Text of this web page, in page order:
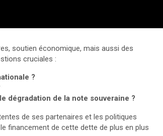
soutien économique, mais aussi des
cruciales :
?
dégradation de la note souveraine ?
de ses partenaires et les politiques
financement de cette dette de plus en plus